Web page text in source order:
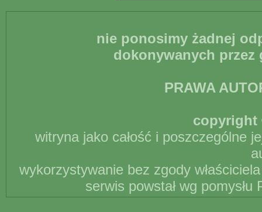
nie ponosimy żadnej
dokonywanych
PRAWA
copyright
witryna jako całość i poszczególne
wykorzystywanie bez zgody
serwis powstał wg